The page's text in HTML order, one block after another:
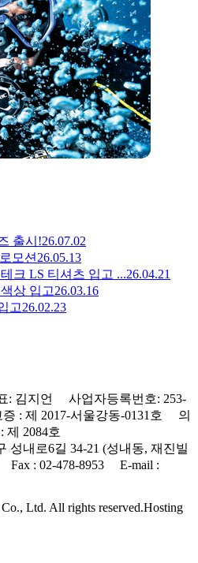
출시!26.07.02
모션 26.05.13
크 LS 티셔츠 입고 ...26.04.21
상 입고26.03.16
고26.02.23
: 김지언 사업자등록번호: 253-
: 제 2017-서울강동-0131호 의
제 2084호
성내로6길 34-21 (성내동, 재진빌
: 02-478-8953 E-mail :
Ltd. All rights reserved.Hosting